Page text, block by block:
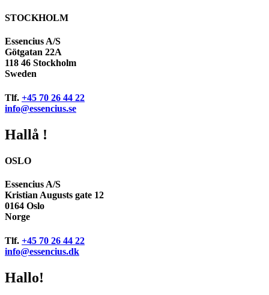
STOCKHOLM
Essencius A/S
Götgatan 22A
118 46 Stockholm
Sweden
Tlf. +45 70 26 44 22
info@essencius.se
Hallå !
OSLO
Essencius A/S
Kristian Augusts gate 12
0164 Oslo
Norge
Tlf. +45 70 26 44 22
info@essencius.dk
Hallo!